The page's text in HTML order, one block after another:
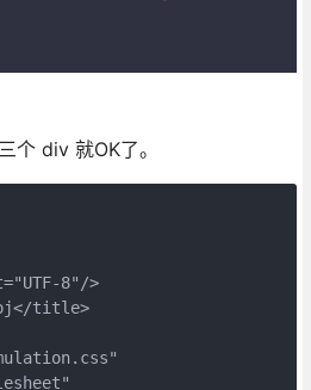
个 div 就OK了。
8"/>
title>